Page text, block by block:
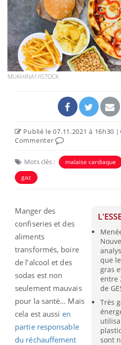
MUKHINA1/ISTOCK
Publié le 07.11.2021 à 16h30 |
Commenter
Mots clés : malaise cardiaque
gaz
que
gras
entre
de
Très
sont
Manger des
confiseries et des
aliments
transformés, boire
de l’alcool et des
sodas est non
seulement mauvais
pour la santé… Mais
cela est aussi en
partie responsable
du réchauffement